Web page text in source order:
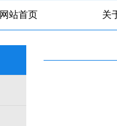
网站首页 关